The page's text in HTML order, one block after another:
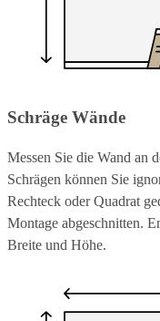
Schräge Wände
Messen Sie die Wand an
Schrägen können Sie
Rechteck oder Quadrat
Montage abgeschnitten.
Breite und Höhe.